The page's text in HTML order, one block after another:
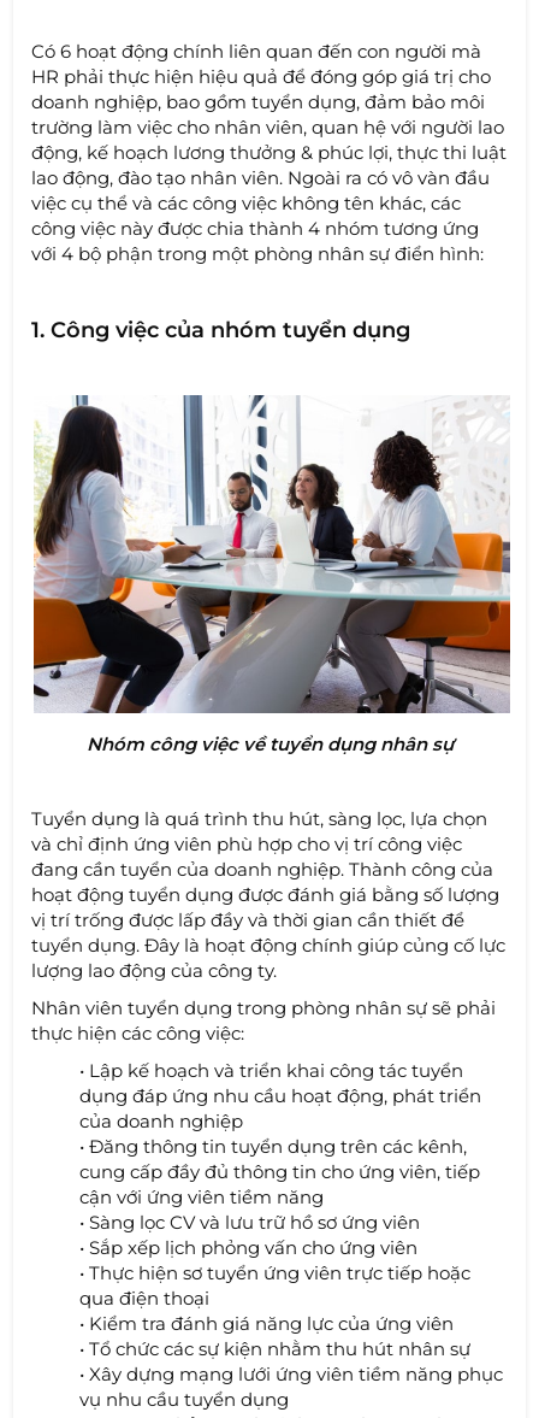
Có 6 hoạt động chính liên quan đến con người mà
HR phải thực hiện hiệu quả để đóng góp giá trị cho
doanh nghiệp, bao gồm tuyển dụng, đảm bảo môi
trường làm việc cho nhân viên, quan hệ với người lao
động, kế hoạch lương thưởng & phúc lợi, thực thi luật
lao động, đào tạo nhân viên. Ngoài ra có vô vàn đầu
việc cụ thể và các công việc không tên khác, các
công việc này được chia thành 4 nhóm tương ứng
với 4 bộ phận trong một phòng nhân sự điển hình:
1. Công việc của nhóm tuyển dụng
Nhóm công việc về tuyển dụng nhân sự
Tuyển dụng là quá trình thu hút, sàng lọc, lựa chọn
và chỉ định ứng viên phù hợp cho vị trí công việc
đang cần tuyển của doanh nghiệp. Thành công của
hoạt động tuyển dụng được đánh giá bằng số lượng
vị trí trống được lấp đầy và thời gian cần thiết để
tuyển dụng. Đây là hoạt động chính giúp củng cố lực
lượng lao động của công ty.
Nhân viên tuyển dụng trong phòng nhân sự sẽ phải
thực hiện các công việc:
• Lập kế hoạch và triển khai công tác tuyển
dụng đáp ứng nhu cầu hoạt động, phát triển
của doanh nghiệp
• Đăng thông tin tuyển dụng trên các kênh,
cung cấp đầy đủ thông tin cho ứng viên, tiếp
cận với ứng viên tiềm năng
• Sàng lọc CV và lưu trữ hồ sơ ứng viên
• Sắp xếp lịch phỏng vấn cho ứng viên
• Thực hiện sơ tuyển ứng viên trực tiếp hoặc
qua điện thoại
• Kiểm tra đánh giá năng lực của ứng viên
• Tổ chức các sự kiện nhằm thu hút nhân sự
• Xây dựng mạng lưới ứng viên tiềm năng phục
vụ nhu cầu tuyển dụng